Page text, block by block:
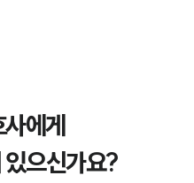
에게
있으신가요?